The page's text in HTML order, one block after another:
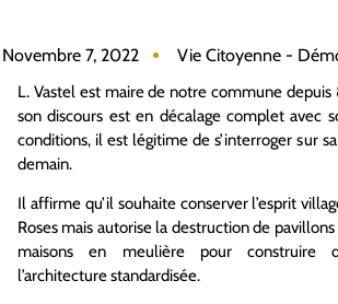
Novembre 7, 2022 Vie Citoyenne -
L. Vastel est maire de notre commune depuis
son discours est en décalage complet avec
conditions, il est légitime de s’interroger sur
demain.
Il affirme qu’il souhaite conserver l’esprit
Roses mais autorise la destruction de
maisons en meulière pour construire
l’architecture standardisée.